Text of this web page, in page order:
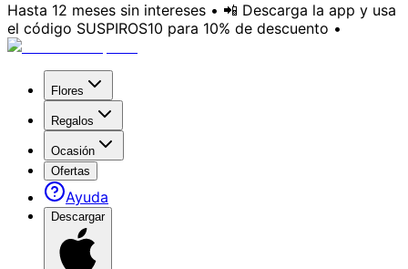
Hasta 12 meses sin intereses • 📲 Descarga la app y usa
el código SUSPIROS10 para 10% de descuento •
Flores
Regalos
Ocasión
Ofertas
Ayuda
Descargar